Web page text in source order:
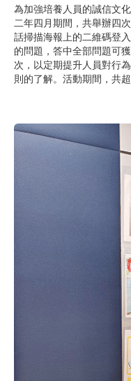
為加強培養人員的誠信文
二年四月期間，共舉辦四
話掃描海報上的二維碼登
的問題，答中全部問題可
次，以定期提升人員對行
則的了解。活動期間，共